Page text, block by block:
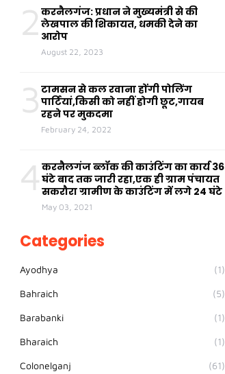
2 करनैलगंज: प्रधान ने मुख्यमंत्री से की
लेखपाल की शिकायत, धमकी देने का
आरोप
August 22, 2023
3 टामसन से कल रवाना होंगी पोलिंग
पार्टियां,किसी को नहीं होगी छूट,गायब
रहने पर मुकदमा
February 24, 2022
4 करनैलगंज ब्लॉक की काउंटिंग का कार्य 36
घंटे बाद तक जारी रहा,एक ही ग्राम पंचायत
सकरौरा ग्रामीण के काउंटिंग में लगे 24 घंटे
May 03, 2021
Categories
Ayodhya (1)
Bahraich (5)
Barabanki (1)
Bharaich (1)
Colonelganj (61)